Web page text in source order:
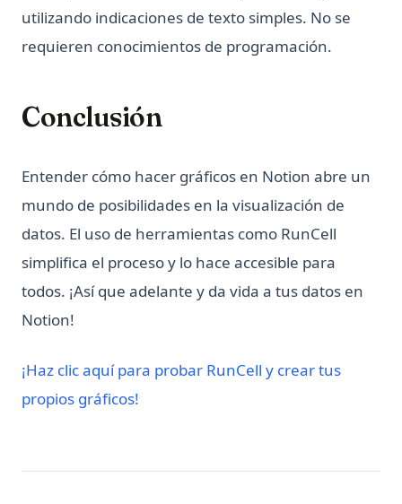
utilizando indicaciones de texto simples. No se
requieren conocimientos de programación.
Conclusión
Entender cómo hacer gráficos en Notion abre un
mundo de posibilidades en la visualización de
datos. El uso de herramientas como RunCell
simplifica el proceso y lo hace accesible para
todos. ¡Así que adelante y da vida a tus datos en
Notion!
¡Haz clic aquí para probar RunCell y crear tus
propios gráficos!